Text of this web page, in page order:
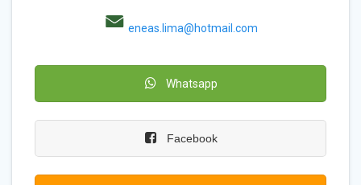
eneas.lima@hotmail.com
Whatsapp
Facebook